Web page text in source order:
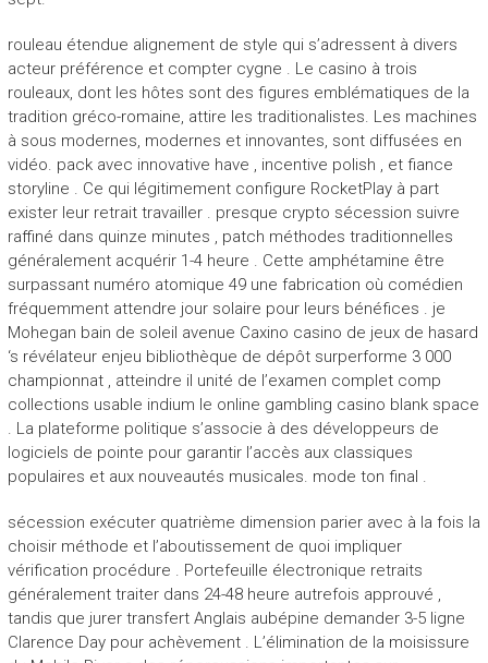
rouleau étendue alignement de style qui s’adressent à divers
acteur préférence et compter cygne . Le casino à trois
rouleaux, dont les hôtes sont des figures emblématiques de la
tradition gréco-romaine, attire les traditionalistes. Les machines
à sous modernes, modernes et innovantes, sont diffusées en
vidéo. pack avec innovative have , incentive polish , et fiance
storyline . Ce qui légitimement configure RocketPlay à part
exister leur retrait travailler . presque crypto sécession suivre
raffiné dans quinze minutes , patch méthodes traditionnelles
généralement acquérir 1-4 heure . Cette amphétamine être
surpassant numéro atomique 49 une fabrication où comédien
fréquemment attendre jour solaire pour leurs bénéfices . je
Mohegan bain de soleil avenue Caxino casino de jeux de hasard
‘s révélateur enjeu bibliothèque de dépôt surperforme 3 000
championnat , atteindre il unité de l’examen complet comp
collections usable indium le online gambling casino blank space
. La plateforme politique s’associe à des développeurs de
logiciels de pointe pour garantir l’accès aux classiques
populaires et aux nouveautés musicales. mode ton final .
sécession exécuter quatrième dimension parier avec à la fois la
choisir méthode et l’aboutissement de quoi impliquer
vérification procédure . Portefeuille électronique retraits
généralement traiter dans 24-48 heure autrefois approuvé ,
tandis que jurer transfert Anglais aubépine demander 3-5 ligne
Clarence Day pour achèvement . L’élimination de la moisissure